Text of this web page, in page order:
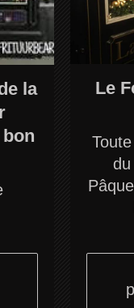
la
Le